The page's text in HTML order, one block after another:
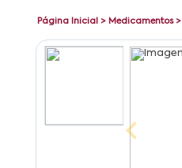
Página Inicial > Medicamentos>